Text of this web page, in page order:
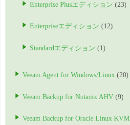
Enterprise Plusエディション (23)
Enterpriseエディション (12)
Standardエディション (1)
Veeam Agent for Windows/Linux (20)
Veeam Backup for Nutanix AHV (9)
Veeam Backup for Oracle Linux KVM